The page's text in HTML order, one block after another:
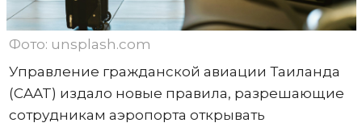
Фото: unsplash.com
Управление гражданской авиации Таиланда
(CAAT) издало новые правила, разрешающие
сотрудникам аэропорта открывать